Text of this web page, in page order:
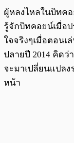
ผู้หลงไหลในบิทคอ
รู้จักบิทคอยน์เมื่อ
ใจจริงๆเมื่อตอนเ
ปลายปี 2014 คิดว่
จะมาเปลี่ยนแปลง
หน้า